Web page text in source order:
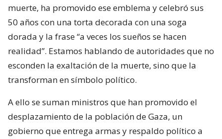
muerte, ha promovido ese emblema y celebró sus
50 años con una torta decorada con una soga
dorada y la frase “a veces los sueños se hacen
realidad”. Estamos hablando de autoridades que no
esconden la exaltación de la muerte, sino que la
transforman en símbolo político.
A ello se suman ministros que han promovido el
desplazamiento de la población de Gaza, un
gobierno que entrega armas y respaldo político a